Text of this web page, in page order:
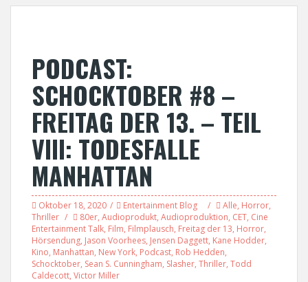
PODCAST:
SCHOCKTOBER #8 –
FREITAG DER 13. – TEIL
VIII: TODESFALLE
MANHATTAN
Oktober 18, 2020 Entertainment Blog Alle, Horror,
Thriller
80er, Audioprodukt, Audioproduktion, CET, Cine
Entertainment Talk, Film, Filmplausch, Freitag der 13, Horror,
Hörsendung, Jason Voorhees, Jensen Daggett, Kane Hodder,
Kino, Manhattan, New York, Podcast, Rob Hedden,
Schocktober, Sean S. Cunningham, Slasher, Thriller, Todd
Caldecott, Victor Miller